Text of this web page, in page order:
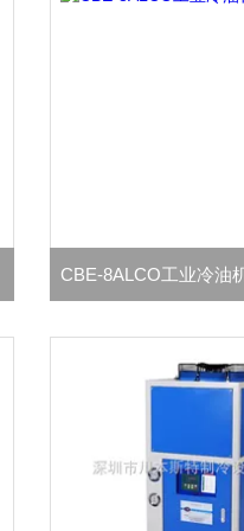
CBE-8ALCO工业冷油